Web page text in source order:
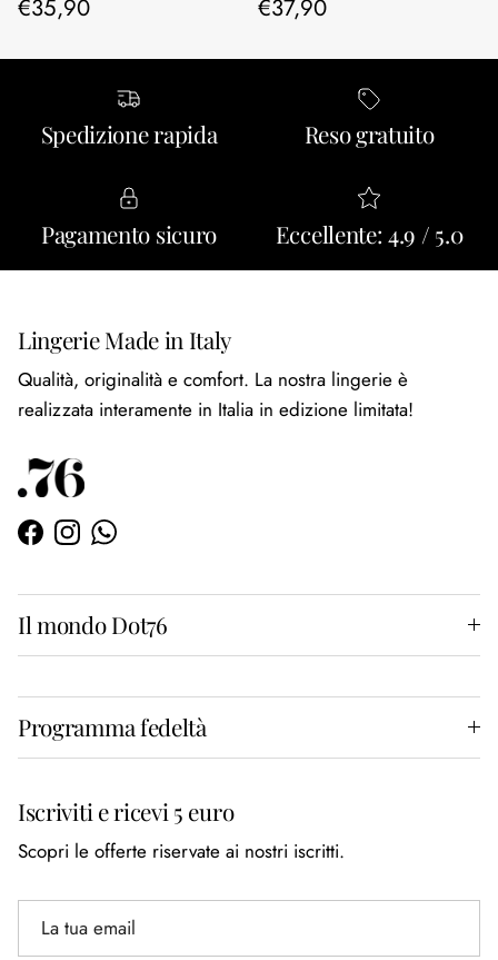
Prezzo normale
€35,90 Prezzo normale
€37,90
Spedizione rapida Reso gratuito
Pagamento sicuro Eccellente: 4.9 / 5.0
Lingerie Made in Italy
Qualità, originalità e comfort. La nostra lingerie è
realizzata interamente in Italia in edizione limitata!
Facebook
InstagramWhatsApp
Il mondo Dot76
Programma fedeltà
Iscriviti e ricevi 5 euro
Scopri le offerte riservate ai nostri iscritti.